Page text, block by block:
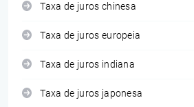
Taxa de juros chinesa
Taxa de juros europeia
Taxa de juros indiana
Taxa de juros japonesa